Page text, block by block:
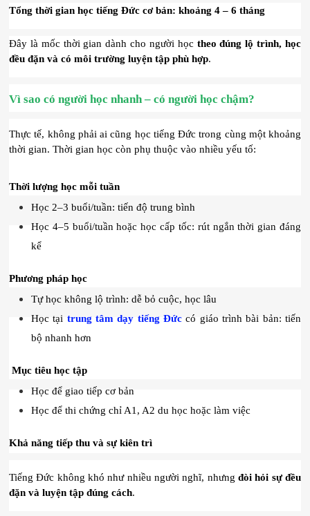
Tổng thời gian học tiếng Đức cơ bản: khoảng 4 – 6 tháng
Đây là mốc thời gian dành cho người học theo đúng lộ trình, học
đều đặn và có môi trường luyện tập phù hợp.
Vì sao có người học nhanh – có người học chậm?
Thực tế, không phải ai cũng học tiếng Đức trong cùng một khoảng
thời gian. Thời gian học còn phụ thuộc vào nhiều yếu tố:
Thời lượng học mỗi tuần
Học 2–3 buổi/tuần: tiến độ trung bình
Học 4–5 buổi/tuần hoặc học cấp tốc: rút ngắn thời gian đáng
kể
Phương pháp học
Tự học không lộ trình: dễ bỏ cuộc, học lâu
Học tại trung tâm dạy tiếng Đức có giáo trình bài bản: tiến
bộ nhanh hơn
Mục tiêu học tập
Học để giao tiếp cơ bản
Học để thi chứng chỉ A1, A2 du học hoặc làm việc
Khả năng tiếp thu và sự kiên trì
Tiếng Đức không khó như nhiều người nghĩ, nhưng đòi hỏi sự đều
đặn và luyện tập đúng cách.